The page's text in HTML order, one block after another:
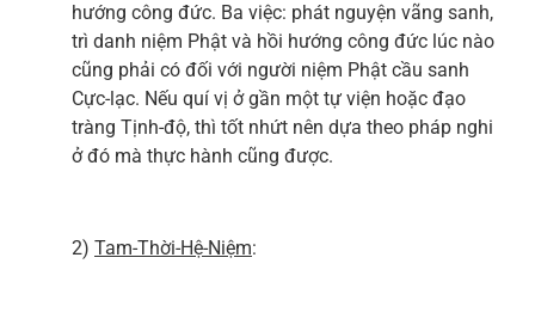
hướng công đức. Ba việc: phát nguyện vãng sanh,
trì danh niệm Phật và hồi hướng công đức lúc nào
cũng phải có đối với người niệm Phật cầu sanh
Cực-lạc. Nếu quí vị ở gần một tự viện hoặc đạo
tràng Tịnh-độ, thì tốt nhứt nên dựa theo pháp nghi
ở đó mà thực hành cũng được.
2) Tam-Thời-Hệ-Niệm: